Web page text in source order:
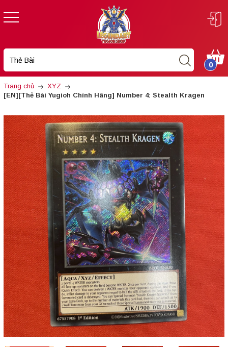
0
Trang chủ
XYZ
[EN][Thẻ Bài Yugioh Chính Hãng] Number 4: Stealth Kragen